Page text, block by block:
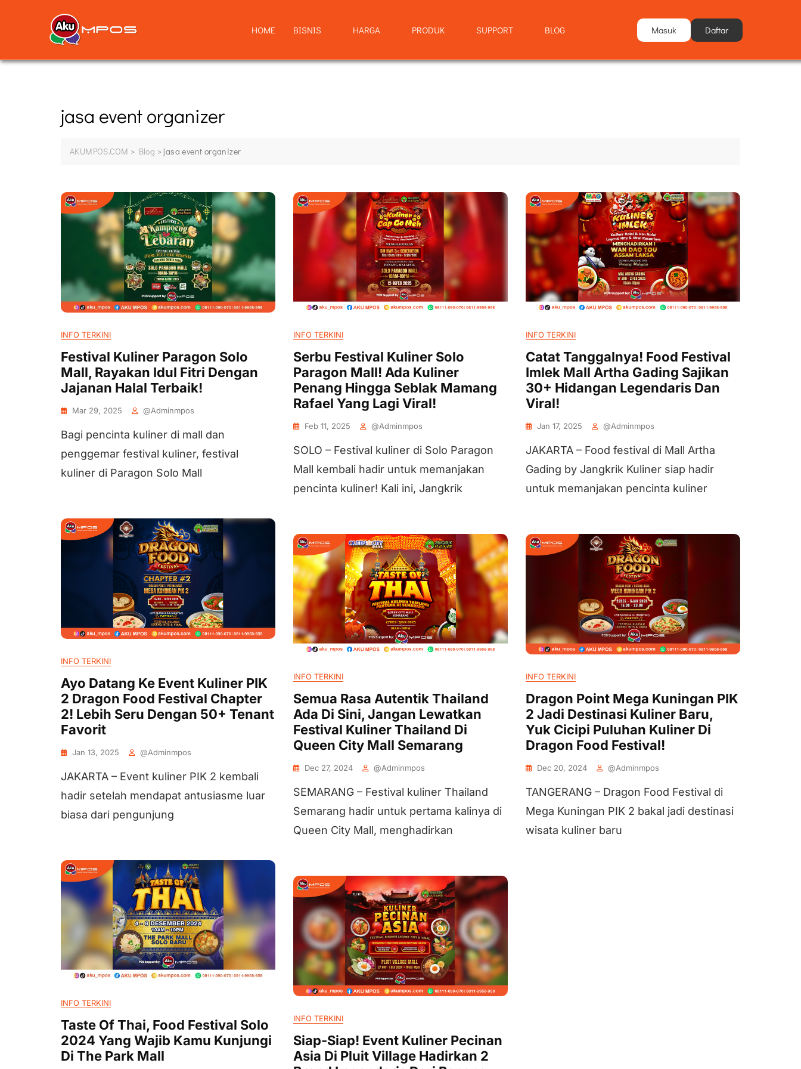
HOME BISNIS HARGA PRODUK SUPPORT BLOG Masuk Daftar
jasa event organizer
AKUMPOS.COM > Blog >jasa event organizer
INFO TERKINI
Festival Kuliner Paragon Solo
Mall, Rayakan Idul Fitri Dengan
Jajanan Halal Terbaik!
Mar 29, 2025 @adminmpos
Bagi pencinta kuliner di mall dan
penggemar festival kuliner, festival
kuliner di Paragon Solo Mall
INFO TERKINI
Serbu Festival Kuliner Solo
Paragon Mall! Ada Kuliner
Penang Hingga Seblak Mamang
Rafael Yang Lagi Viral!
Feb 11, 2025 @adminmpos
SOLO – Festival kuliner di Solo Paragon
Mall kembali hadir untuk memanjakan
pencinta kuliner! Kali ini, Jangkrik
INFO TERKINI
Catat Tanggalnya! Food Festival
Imlek Mall Artha Gading Sajikan
30+ Hidangan Legendaris Dan
Viral!
Jan 17, 2025 @adminmpos
JAKARTA – Food festival di Mall Artha
Gading by Jangkrik Kuliner siap hadir
untuk memanjakan pencinta kuliner
INFO TERKINI
Ayo Datang Ke Event Kuliner PIK
2 Dragon Food Festival Chapter
2! Lebih Seru Dengan 50+ Tenant
Favorit
Jan 13, 2025 @adminmpos
JAKARTA – Event kuliner PIK 2 kembali
hadir setelah mendapat antusiasme luar
biasa dari pengunjung
INFO TERKINI
Semua Rasa Autentik Thailand
Ada Di Sini, Jangan Lewatkan
Festival Kuliner Thailand Di
Queen City Mall Semarang
Dec 27, 2024 @adminmpos
SEMARANG – Festival kuliner Thailand
Semarang hadir untuk pertama kalinya di
Queen City Mall, menghadirkan
INFO TERKINI
Dragon Point Mega Kuningan PIK
2 Jadi Destinasi Kuliner Baru,
Yuk Cicipi Puluhan Kuliner Di
Dragon Food Festival!
Dec 20, 2024 @adminmpos
TANGERANG – Dragon Food Festival di
Mega Kuningan PIK 2 bakal jadi destinasi
wisata kuliner baru
INFO TERKINI
Taste Of Thai, Food Festival Solo
2024 Yang Wajib Kamu Kunjungi
Di The Park Mall
INFO TERKINI
Siap-Siap! Event Kuliner Pecinan
Asia Di Pluit Village Hadirkan 2